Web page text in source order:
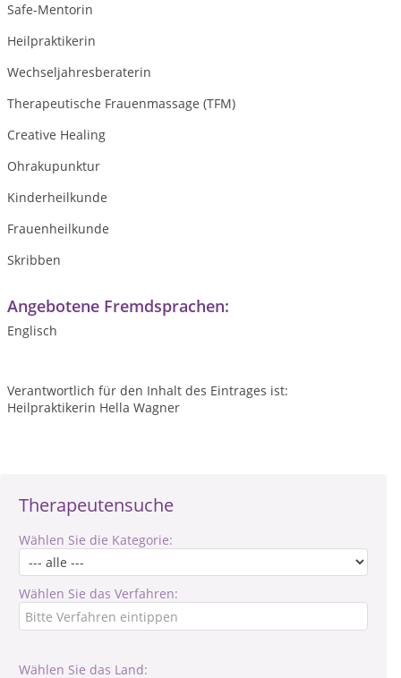
Therapeutensuche
Wählen Sie die Kategorie:
Wählen Sie das Verfahren:
Wählen Sie das Land:
Safe-Mentorin
Heilpraktikerin
Wechseljahresberaterin
Therapeutische Frauenmassage (TFM)
Creative Healing
Ohrakupunktur
Kinderheilkunde
Frauenheilkunde
Skribben
Angebotene Fremdsprachen:
Englisch
Verantwortlich für den Inhalt des Eintrages ist:
Heilpraktikerin Hella Wagner